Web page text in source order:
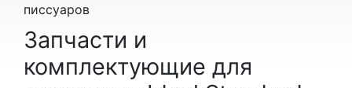
писсуаров
Запчасти и
комплектующие для